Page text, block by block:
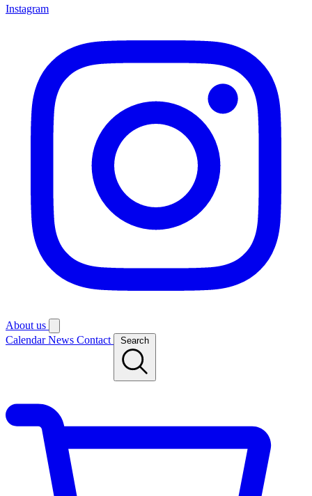
Instagram
About us
CalendarNews Contact Search